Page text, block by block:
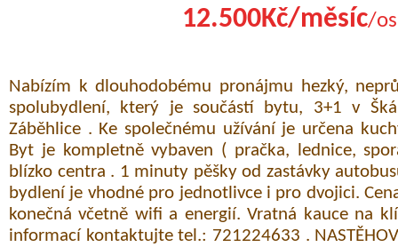
12.500Kč/měsíc/
Nabízím k dlouhodobému pronájmu hezký,
spolubydlení, který je součástí bytu, 3+1 v
Záběhlice . Ke společnému užívání je určena
Byt je kompletně vybaven ( pračka, lednice,
blízko centra . 1 minuty pěšky od zastávky
bydlení je vhodné pro jednotlivce i pro dvojici.
konečná včetně wifi a energií. Vratná kauce na
informací kontaktujte tel.: 721224633 .